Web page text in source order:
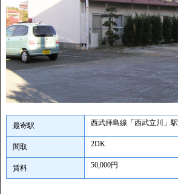
最寄駅 西武拝島線「西武立川」駅
間取 2DK
賃料 50,000円